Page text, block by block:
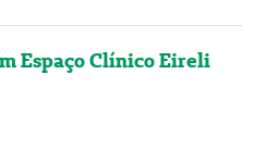
Espaço Clínico Eireli